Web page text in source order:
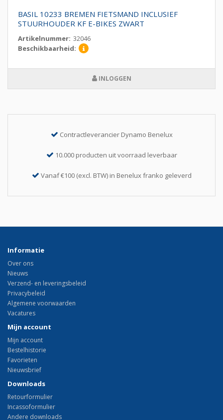
BASIL 10233 BREMEN FIETSMAND INCLUSIEF
STUURHOUDER KF E-BIKES ZWART
Artikelnummer: 32046
Beschikbaarheid:
INLOGGEN
Contractleverancier Dynamo Benelux
10.000 producten uit voorraad leverbaar
Vanaf €100 (excl. BTW) in Benelux franko geleverd
Informatie
Over ons
Nieuws
Verzend- en leveringsbeleid
Privacybeleid
Algemene voorwaarden
Vacatures
Mijn account
Mijn account
Bestelhistorie
Favorieten
Nieuwsbrief
Downloads
Retourformulier
Incassoformulier
Andere downloads